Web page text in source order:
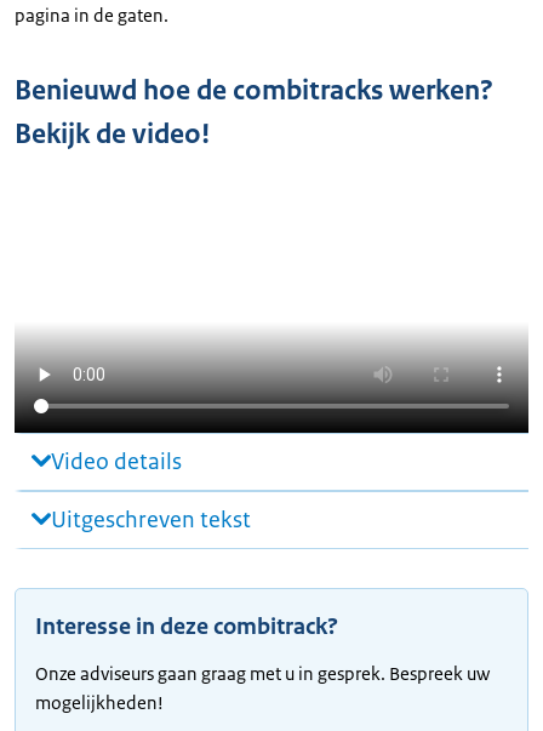
pagina in de gaten.
Benieuwd hoe de combitracks werken?
Bekijk de video!
Video details
Uitgeschreven tekst
Interesse in deze combitrack?
Onze adviseurs gaan graag met u in gesprek. Bespreek uw
mogelijkheden!